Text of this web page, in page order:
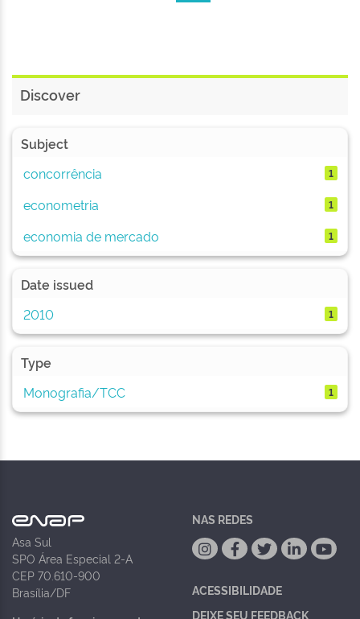
Discover
Subject
concorrência
1
econometria 1
economia de mercado 1
Date issued
2010
1
Type
Monografia/TCC
1
Asa Sul
SPO Área Especial 2-A
CEP 70.610-900
Brasília/DF
NAS REDES
ACESSIBILIDADE
DEIXE SEU FEEDBACK